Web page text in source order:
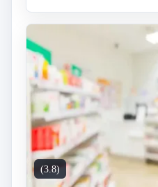
(3.8)